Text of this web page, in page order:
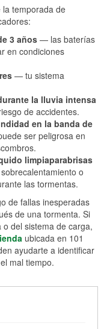
temporada de
3 años — las baterías
en condiciones
— tu sistema
la lluvia intensa
de accidentes.
en la banda de
ser peligrosa en
limpiaparabrisas
o
las tormentas.
de fallas inesperadas
de una tormenta. Si
del sistema de carga,
ubicada en 101
ayudarte a identificar
mal tiempo.